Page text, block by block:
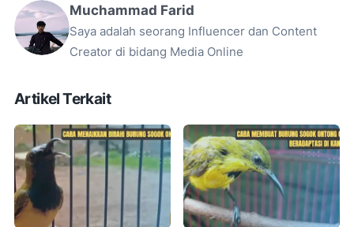
Muchammad Farid
Saya adalah seorang Influencer dan Content
Creator di bidang Media Online
Artikel Terkait